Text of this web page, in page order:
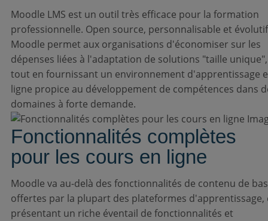
Moodle LMS est un outil très efficace pour la formation
professionnelle. Open source, personnalisable et
Moodle permet aux organisations d'économiser sur les
dépenses liées à l'adaptation de solutions "taille unique",
tout en fournissant un environnement d'apprentissage
ligne propice au développement de compétences dans
domaines à forte demande.
Fonctionnalités complètes
pour les cours en ligne
Moodle va au-delà des fonctionnalités de contenu de
offertes par la plupart des plateformes d'apprentissage,
présentant un riche éventail de fonctionnalités et